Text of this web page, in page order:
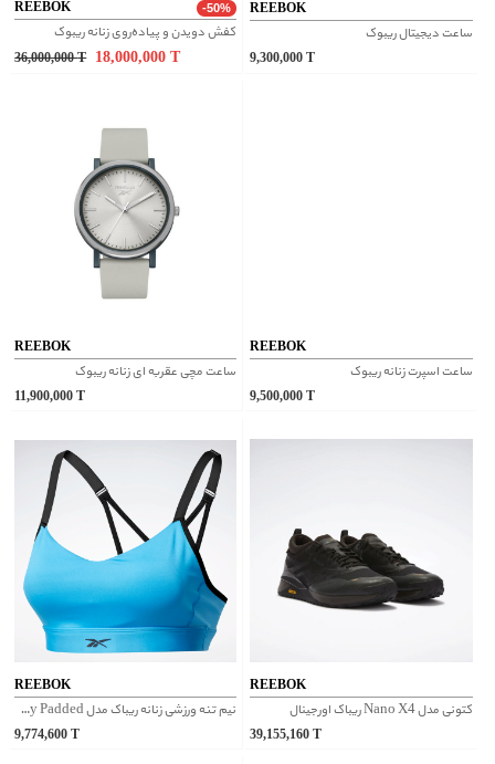
REEBOK -50%
کفش دویدن و پیاده‌روی زنانه ریبوک
36,000,000 T 18,000,000
REEBOK
ساعت دیجیتال ریبوک
9,300,000
REEBOK
ساعت مچی عقربه ای زنانه ریبوک
11,900,000
REEBOK
ساعت اسپرت زنانه ریبوک
9,500,000
REEBOK
نیم تنه ورزشی زنانه ریباک مدل Strappy Padded کد FU2482
9,774,600
REEBOK
کتونی مدل Nano X4 ریباک اورجینال
39,155,160